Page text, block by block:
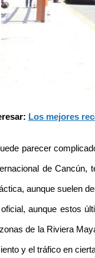
Los mejores
parecer
de
aunque suelen
aunque estos
de la Riviera
y el tráfico en